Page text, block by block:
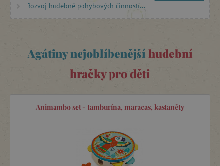
Projevuje vaše dítě zájem o hru na kytaru? Pořiďte mu jeho
Rozvoj hudebně pohybových činností...
Agátiny nejoblíbenějšíhudební
hračky pro děti
Animambo set - tamburína, maracas, kastaněty